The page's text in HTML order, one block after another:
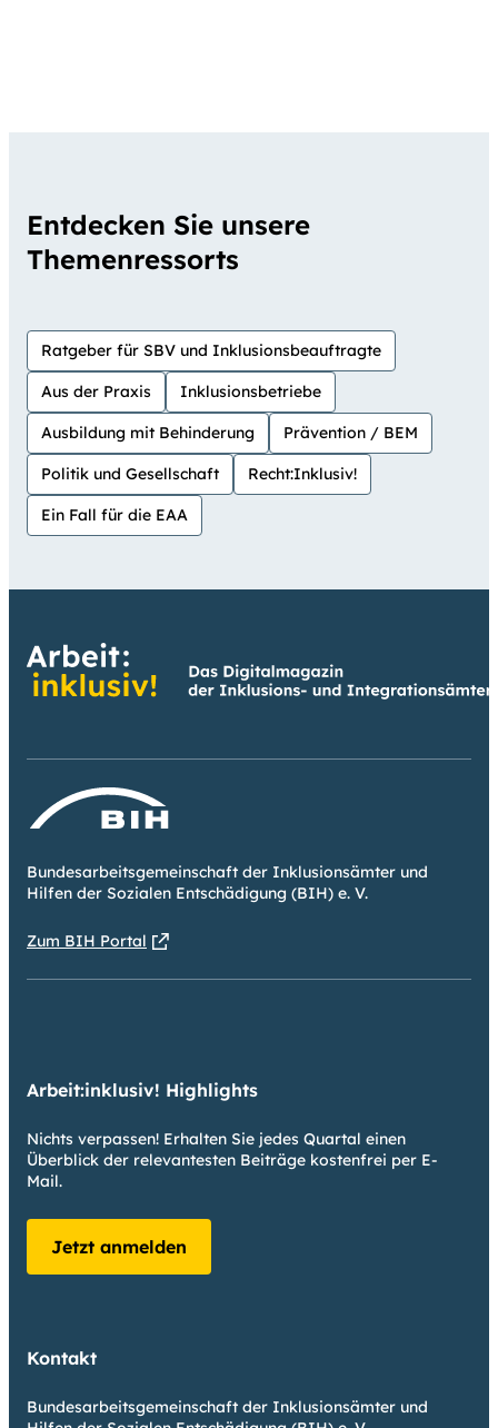
Entdecken Sie unsere
Themenressorts
Ratgeber für SBV und Inklusionsbeauftragte
Aus der Praxis Inklusionsbetriebe
Ausbildung mit Behinderung Prävention / BEM
Politik und Gesellschaft Recht:Inklusiv!
Ein Fall für die EAA
Bundesarbeitsgemeinschaft der Inklusionsämter und
Hilfen der Sozialen Entschädigung (BIH) e. V.
Zum BIH Portal
Arbeit:inklusiv! Highlights
Nichts verpassen! Erhalten Sie jedes Quartal einen
Überblick der relevantesten Beiträge kostenfrei per E-
Mail.
Jetzt anmelden
Kontakt
Bundesarbeitsgemeinschaft der Inklusionsämter und